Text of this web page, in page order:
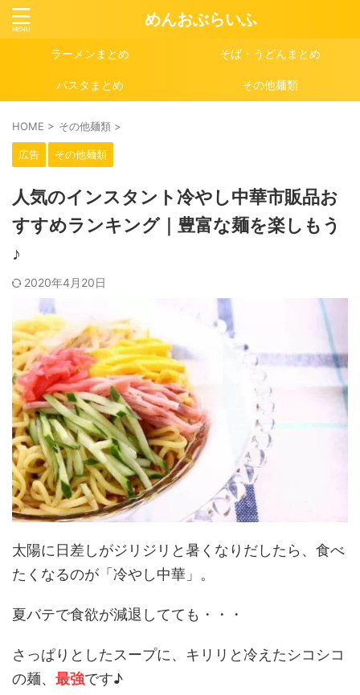
めんおぶらいふ
ラーメンまとめ そば・うどんまとめ
パスタまとめ その他麺類
HOME > その他麺類 >
広告 その他麺類
人気のインスタント冷やし中華市販品お
すすめランキング｜豊富な麺を楽しもう
♪
2020年4月20日
太陽に日差しがジリジリと暑くなりだしたら、食べ
たくなるのが「冷やし中華」。
夏バテで食欲が減退してても・・・
さっぱりとしたスープに、キリリと冷えたシコシコ
の麺、 最強です♪